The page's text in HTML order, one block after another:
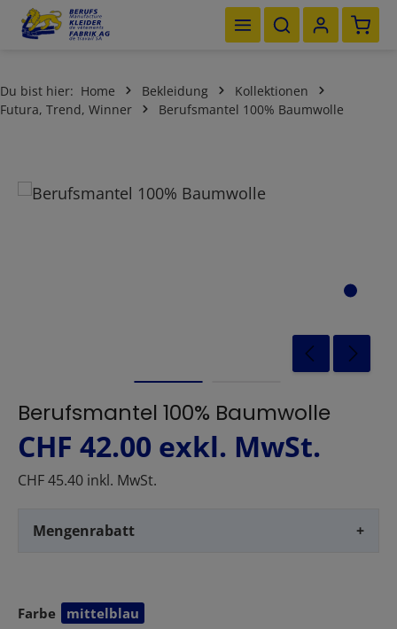
Zum Hauptinhalt springen
Du bist hier: Home Bekleidung
Kollektionen
Futura, Trend, Winner
Berufsmantel 100% Baumwolle
Bildergalerie überspringen
Berufsmantel 100% Baumwolle
CHF 42.00 exkl. MwSt.
CHF 45.40 inkl. MwSt.
Mengenrabatt +
Farbe
auswählenmittelblau